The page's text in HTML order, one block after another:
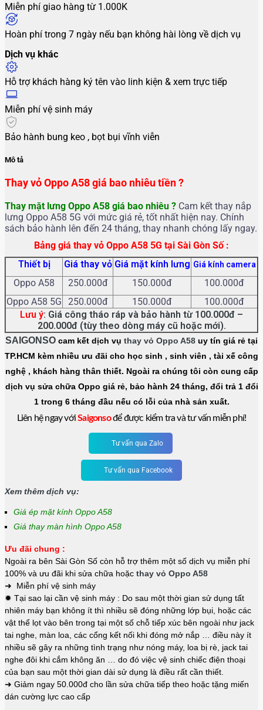
Miễn phí giao hàng từ 1.000K
Hoàn phí trong 7 ngày nếu bạn không hài lòng về dịch vụ
Dịch vụ khác
Hỗ trợ khách hàng ký tên vào linh kiện & xem trực tiếp
Miễn phí vệ sinh máy
Bảo hành bung keo , bọt bụi vĩnh viễn
Mô tả
Thay vỏ Oppo A58 giá bao nhiêu tiền ?
Thay mặt lưng Oppo A58 giá bao nhiêu ? Cam kết thay nắp
lưng Oppo A58 5G với mức giá rẻ, tốt nhất hiện nay. Chính
sách bảo hành lên đến 24 tháng, thay nhanh chóng lấy ngay.
Bảng giá thay vỏ Oppo A58 5G tại Sài Gòn Số :
Thiết bị
Giá thay vỏ Giá mặt kính lưng Giá kính camera
Oppo A58 250.000đ 150.000đ
100.000đ
Oppo A58 5G
250.000đ 150.000đ
100.000đ
Lưu ý: Giá công tháo ráp và bảo hành từ 100.000đ –
200.000đ (tùy theo dòng máy cũ hoặc mới).
SAIGONSO cam kết dịch vụ thay vỏ Oppo A58 uy tín giá rẻ tại
TP.HCM kèm nhiều ưu đãi cho học sinh , sinh viên , tài xế công
nghệ , khách hàng thân thiết. Ngoài ra chúng tôi còn cung cấp
dịch vụ sửa chữa Oppo giá rẻ, bảo hành 24 tháng, đổi trả 1 đổi
1 trong 6 tháng đầu nếu có lỗi của nhà sản xuất.
Liên hệ ngay vớiSaigonsođể được kiểm tra và tư vấn miễn phí!
Tư vấn qua Zalo
Tư vấn qua Facebook
Xem thêm dịch vụ:
Giá ép mặt kính Oppo A58
Giá thay màn hình Oppo A58
Ưu đãi chung :
Ngoài ra bên Sài Gòn Số còn hỗ trợ thêm một số dịch vụ miễn phí
100% và ưu đãi khi sửa chữa hoặc thay vỏ Oppo A58
➜ Miễn phí vệ sinh máy
✹ Tại sao lại cần vệ sinh máy : Do sau một thời gian sử dụng tất
nhiên máy bạn không ít thì nhiều sẽ đóng những lớp bụi, hoặc các
vật thể lọt vào bên trong tại một số chỗ tiếp xúc bên ngoài như jack
tai nghe, màn loa, các cổng kết nối khi đóng mở nắp … điều này ít
nhiều sẽ gây ra những tình trạng như nóng máy, loa bị rè, jack tai
nghe đôi khi cắm không ăn … do đó việc vệ sinh chiếc điện thoại
của bạn sau một thời gian dài sử dụng là điều rất cần thiết.
➜ Giảm ngay 50.000đ cho lần sửa chữa tiếp theo hoặc tặng miến
dán cường lực cao cấp